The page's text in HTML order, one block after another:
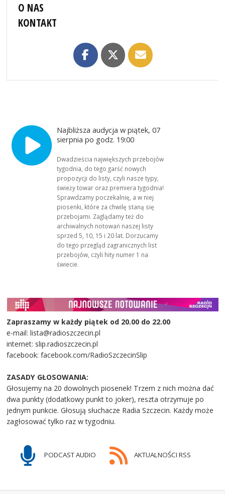
O NAS
KONTAKT
Najbliższa audycja w piątek, 07
sierpnia po godz. 19:00
Dwadzieścia największych przebojów
tygodnia, do tego garść nowych
propozycji do listy, czyli nasze typy,
świeży towar oraz premiera tygodnia!
Sprawdzamy poczekalnię, a w niej
piosenki, które za chwilę staną się
przebojami. Zaglądamy też do
archiwalnych notowań naszej listy
sprzed 5, 10, 15 i 20 lat. Dorzucamy
do tego przegląd zagranicznych list
przebojów, czyli hity numer 1 na
świecie.
Zapraszamy w każdy piątek od 20.00 do 22.00
e-mail: lista@radioszczecin.pl
internet: slip.radioszczecin.pl
facebook: facebook.com/RadioSzczecinSlip
ZASADY GŁOSOWANIA:
Głosujemy na 20 dowolnych piosenek! Trzem z nich można dać
dwa punkty (dodatkowy punkt to joker), reszta otrzymuje po
jednym punkcie. Głosują słuchacze Radia Szczecin. Każdy może
zagłosować tylko raz w tygodniu.
PODCAST AUDIO AKTUALNOŚCI RSS